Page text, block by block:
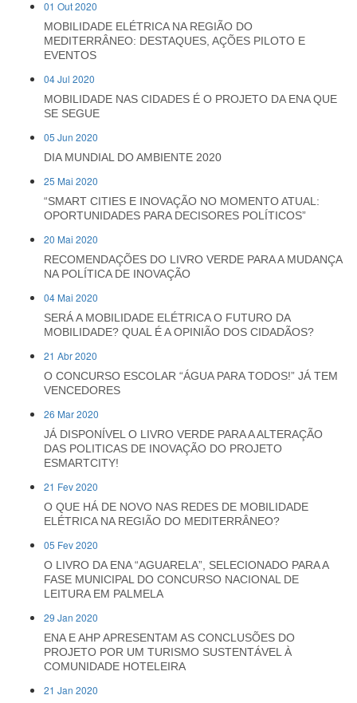
01 Out 2020
MOBILIDADE ELÉTRICA NA REGIÃO DO
MEDITERRÂNEO: DESTAQUES, AÇÕES PILOTO E
EVENTOS
04 Jul 2020
MOBILIDADE NAS CIDADES É O PROJETO DA ENA QUE
SE SEGUE
05 Jun 2020
DIA MUNDIAL DO AMBIENTE 2020
25 Mai 2020
“SMART CITIES E INOVAÇÃO NO MOMENTO ATUAL:
OPORTUNIDADES PARA DECISORES POLÍTICOS”
20 Mai 2020
RECOMENDAÇÕES DO LIVRO VERDE PARA A MUDANÇA
NA POLÍTICA DE INOVAÇÃO
04 Mai 2020
SERÁ A MOBILIDADE ELÉTRICA O FUTURO DA
MOBILIDADE? QUAL É A OPINIÃO DOS CIDADÃOS?
21 Abr 2020
O CONCURSO ESCOLAR “ÁGUA PARA TODOS!” JÁ TEM
VENCEDORES
26 Mar 2020
JÁ DISPONÍVEL O LIVRO VERDE PARA A ALTERAÇÃO
DAS POLITICAS DE INOVAÇÃO DO PROJETO
ESMARTCITY!
21 Fev 2020
O QUE HÁ DE NOVO NAS REDES DE MOBILIDADE
ELÉTRICA NA REGIÃO DO MEDITERRÂNEO?
05 Fev 2020
O LIVRO DA ENA “AGUARELA”, SELECIONADO PARA A
FASE MUNICIPAL DO CONCURSO NACIONAL DE
LEITURA EM PALMELA
29 Jan 2020
ENA E AHP APRESENTAM AS CONCLUSÕES DO
PROJETO POR UM TURISMO SUSTENTÁVEL À
COMUNIDADE HOTELEIRA
21 Jan 2020